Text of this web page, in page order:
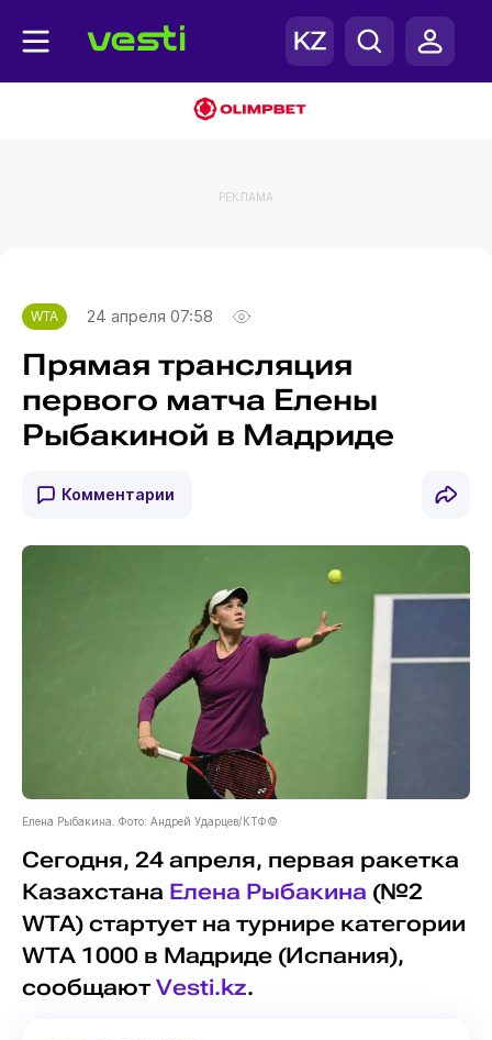
РЕКЛАМА
WTA 24 апреля 07:58
Прямая трансляция
первого матча Елены
Рыбакиной в Мадриде
Комментарии
Елена Рыбакина. Фото: Андрей Ударцев/КТФ©
Сегодня, 24 апреля, первая ракетка
Казахстана Елена Рыбакина (№2
WTA) стартует на турнире категории
WTA 1000 в Мадриде (Испания),
сообщают Vesti.kz.